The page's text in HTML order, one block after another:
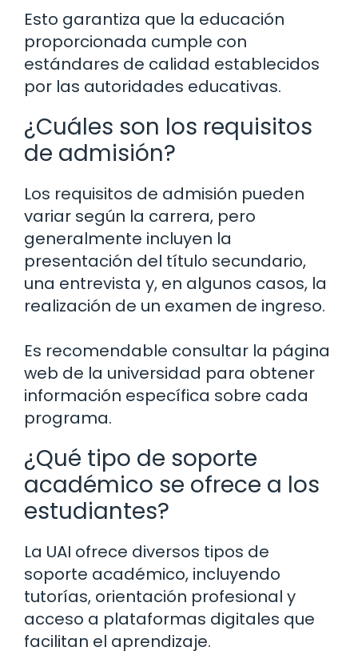
Esto garantiza que la educación
proporcionada cumple con
estándares de calidad establecidos
por las autoridades educativas.
¿Cuáles son los requisitos
de admisión?
Los requisitos de admisión pueden
variar según la carrera, pero
generalmente incluyen la
presentación del título secundario,
una entrevista y, en algunos casos, la
realización de un examen de ingreso.
Es recomendable consultar la página
web de la universidad para obtener
información específica sobre cada
programa.
¿Qué tipo de soporte
académico se ofrece a los
estudiantes?
La UAI ofrece diversos tipos de
soporte académico, incluyendo
tutorías, orientación profesional y
acceso a plataformas digitales que
facilitan el aprendizaje.